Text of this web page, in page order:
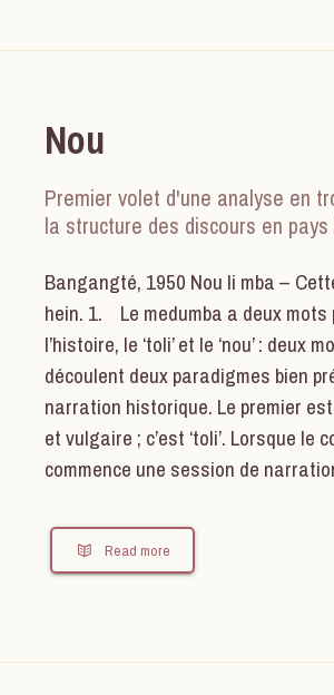
Nou
Premier volet d'une analyse en
la structure des discours en pays
Bangangté, 1950 Nou li mba –
hein. 1. Le medumba a deux mots
l’histoire, le ‘toli’ et le ‘nou’ : deux
découlent deux paradigmes bien
narration historique. Le premier
et vulgaire ; c’est ‘toli’. Lorsque le
commence une session de
Read more